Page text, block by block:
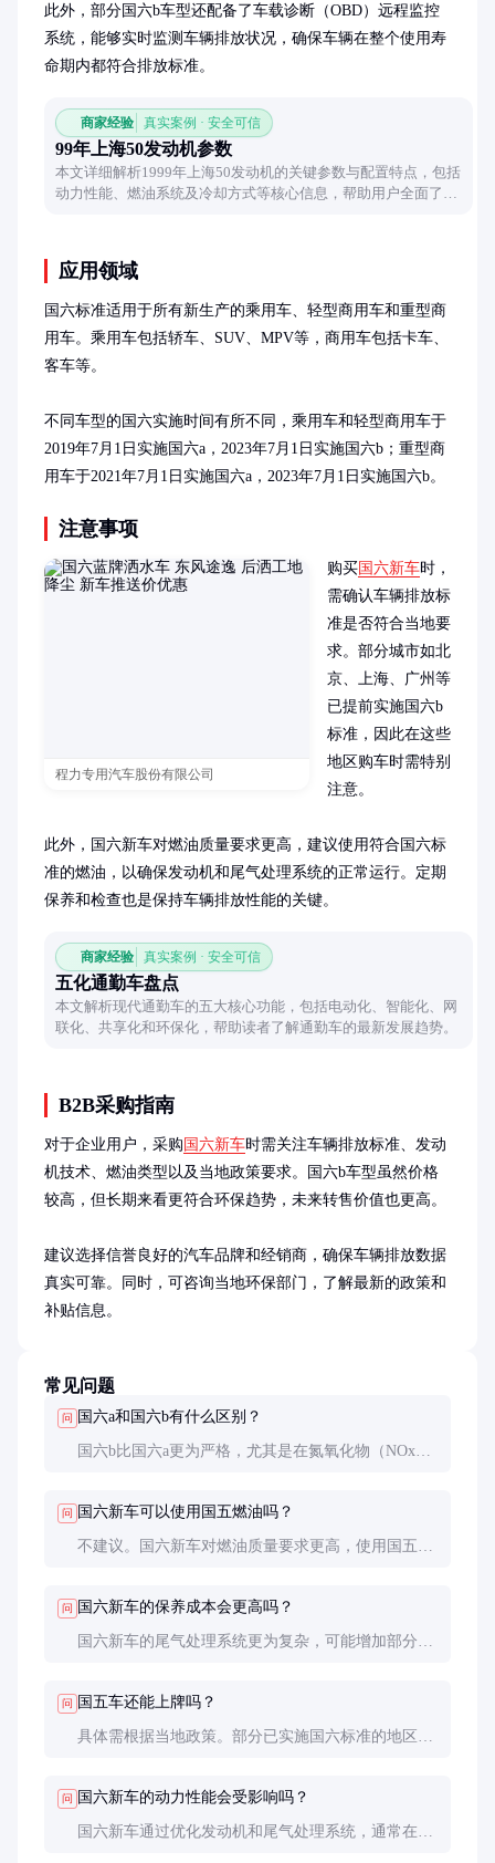
此外，部分国六b车型还配备了车载诊断（OBD）远程监控
系统，能够实时监测车辆排放状况，确保车辆在整个使用寿
命期内都符合排放标准。
商家经验 真实案例 · 安全可信
99年上海50发动机参数
本文详细解析1999年上海50发动机的关键参数与配置特点，包括
动力性能、燃油系统及冷却方式等核心信息，帮助用户全面了解
应用领域
国六标准适用于所有新生产的乘用车、轻型商用车和重型商
用车。乘用车包括轿车、SUV、MPV等，商用车包括卡车、
客车等。
不同车型的国六实施时间有所不同，乘用车和轻型商用车于
2019年7月1日实施国六a，2023年7月1日实施国六b；重型商
用车于2021年7月1日实施国六a，2023年7月1日实施国六b。
注意事项
程力专用汽车股份有限公司
购买 国六新车时，
需确认车辆排放标
准是否符合当地要
求。部分城市如北
京、上海、广州等
已提前实施国六b
标准，因此在这些
地区购车时需特别
注意。
此外，国六新车对燃油质量要求更高，建议使用符合国六标
准的燃油，以确保发动机和尾气处理系统的正常运行。定期
保养和检查也是保持车辆排放性能的关键。
商家经验 真实案例 · 安全可信
五化通勤车盘点
本文解析现代通勤车的五大核心功能，包括电动化、智能化、网
联化、共享化和环保化，帮助读者了解通勤车的最新发展趋势。
B2B采购指南
对于企业用户，采购 国六新车时需关注车辆排放标准、发动
机技术、燃油类型以及当地政策要求。国六b车型虽然价格
较高，但长期来看更符合环保趋势，未来转售价值也更高。
建议选择信誉良好的汽车品牌和经销商，确保车辆排放数据
真实可靠。同时，可咨询当地环保部门，了解最新的政策和
补贴信息。
常见问题
问 国六a和国六b有什么区别？
国六b比国六a更为严格，尤其是在氮氧化物（NOx）
问 国六新车可以使用国五燃油吗？
不建议。国六新车对燃油质量要求更高，使用国五燃
问 国六新车的保养成本会更高吗？
国六新车的尾气处理系统更为复杂，可能增加部分保
问 国五车还能上牌吗？
具体需根据当地政策。部分已实施国六标准的地区不
问 国六新车的动力性能会受影响吗？
国六新车通过优化发动机和尾气处理系统，通常在动